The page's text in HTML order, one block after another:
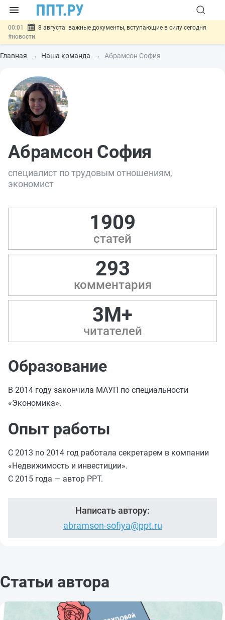
00:01
8 августа: важные документы, вступающие в силу сегодня
#новости
07.08 Подписан закон о блокировке продажи опасных товаров через
«Честный знак»#новости
07.08 Госпошлину за устранение ошибок в документах предлагают
отменить#новости
07.08
Важно
Разработают единые критерии трудовых и ГПХ-
отношений#новости
Главная Наша команда Абрамсон София
Абрамсон София
специалист по трудовым отношениям,
экономист
1909
статей
293
комментария
3M+
читателей
Образование
В 2014 году закончила МАУП по специальности
«Экономика».
Опыт работы
С 2013 по 2014 год работала секретарем в компании
«Недвижимость и инвестиции».
С 2015 года — автор PPT.
Написать автору:
abramson-sofiya@ppt.ru
Статьи автора